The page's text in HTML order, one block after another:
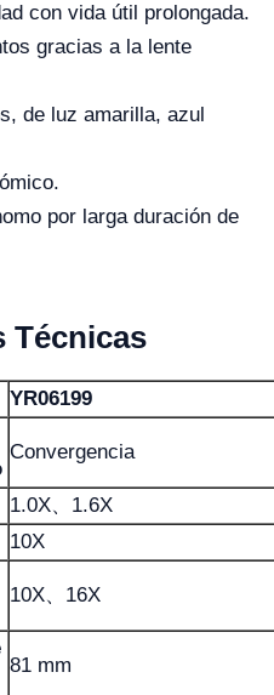
con vida útil prolongada.
gracias a la lente
de luz amarilla, azul
por larga duración de
Técnicas
YR06199
Convergencia
1.0X、1.6X
10X
10X、16X
81 mm